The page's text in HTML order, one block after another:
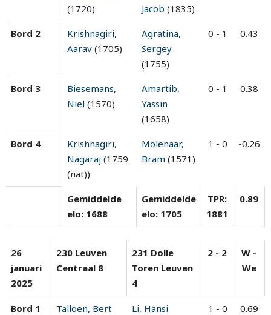
(1720)
Jacob (1835)
Bord 2
Krishnagiri,
Aarav (1705)
Agratina,
Sergey
(1755)
0 - 1 0.43
Bord 3
Biesemans,
Niel (1570)
Amartib,
Yassin
(1658)
0 - 1 0.38
Bord 4
Krishnagiri,
Nagaraj (1759
(nat))
Molenaar,
Bram (1571)
1 - 0 -0.26
Gemiddelde
elo: 1688
Gemiddelde
elo: 1705
TPR:
1881
0.89
26
januari
2025
230 Leuven
Centraal 8
231 Dolle
Toren Leuven
4
2 - 2
W -
We
Bord 1
Talloen, Bert
Li, Hansi
1 - 0 0.69